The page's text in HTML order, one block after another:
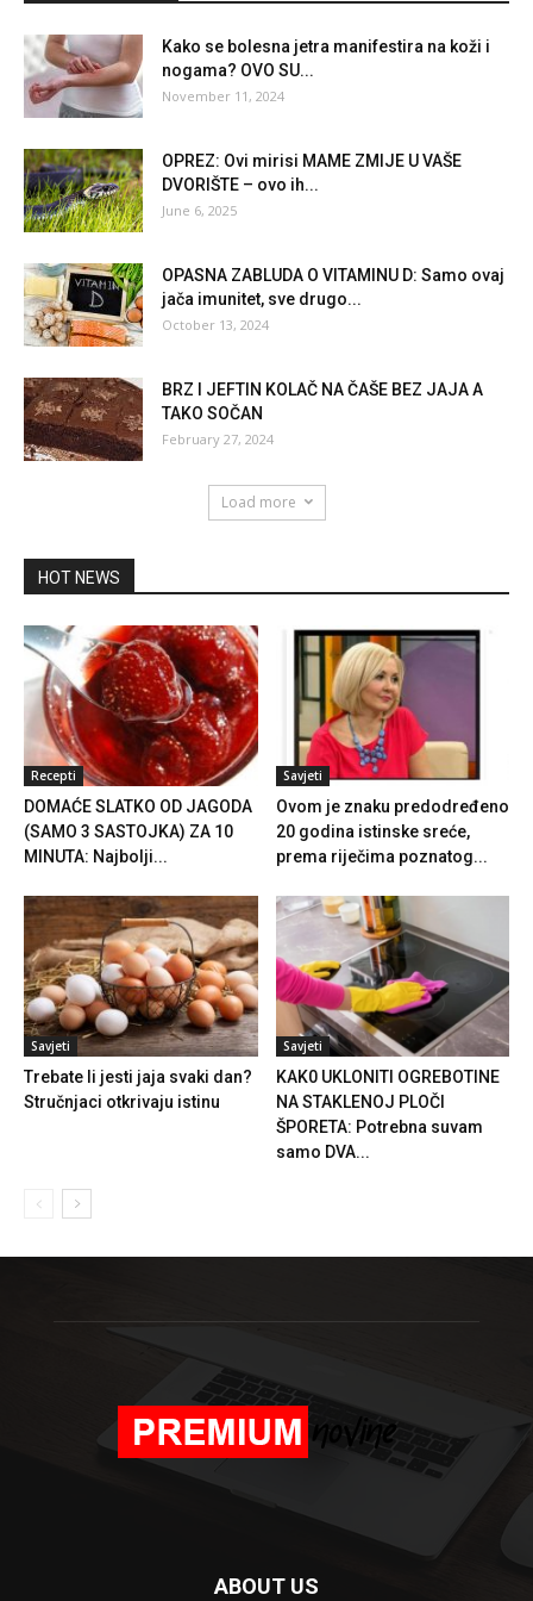
Kako se bolesna jetra manifestira na koži i
nogama? OVO SU...
November 11, 2024
OPREZ: Ovi mirisi MAME ZMIJE U VAŠE
DVORIŠTE – ovo ih...
June 6, 2025
OPASNA ZABLUDA O VITAMINU D: Samo ovaj
jača imunitet, sve drugo...
October 13, 2024
BRZ I JEFTIN KOLAČ NA ČAŠE BEZ JAJA A
TAKO SOČAN
February 27, 2024
Load more
HOT NEWS
Recepti
DOMAĆE SLATKO OD JAGODA
(SAMO 3 SASTOJKA) ZA 10
MINUTA: Najbolji...
Savjeti
Ovom je znaku predodređeno
20 godina istinske sreće,
prema riječima poznatog...
Savjeti
Trebate li jesti jaja svaki dan?
Stručnjaci otkrivaju istinu
Savjeti
KAK0 UKLONITI OGREBOTINE
NA STAKLENOJ PLOČI
ŠPORETA: Potrebna suvam
samo DVA...
ABOUT US